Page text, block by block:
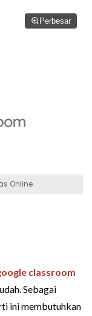
Perbesar
Online
classroom
Sebagai
ini membutuhkan